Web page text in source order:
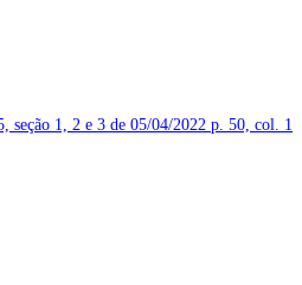
seção 1, 2 e 3 de 05/04/2022 p. 50, col. 1